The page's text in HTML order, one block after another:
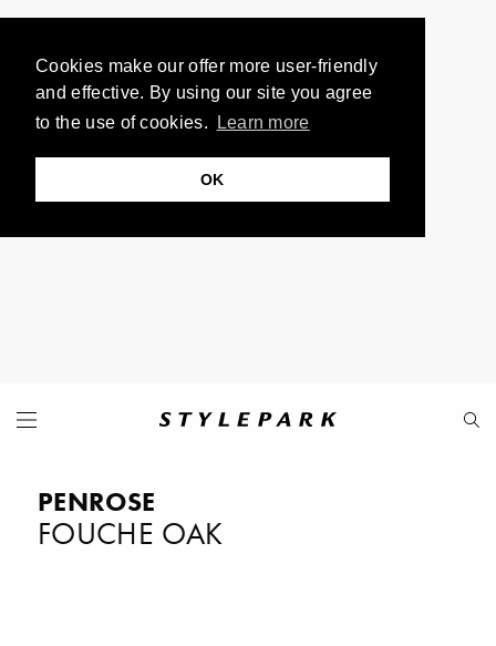
Cookies make our offer more user-friendly
and effective. By using our site you agree
to the use of cookies.
Learn more
OK
PENROSE
FOUCHE OAK